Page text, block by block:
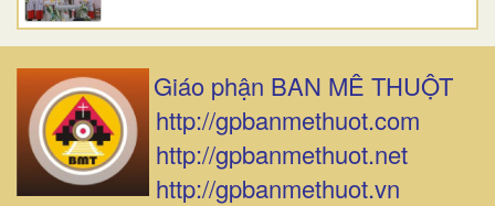
Giáo phận BAN MÊ THUỘT
http://gpbanmethuot.com
http://gpbanmethuot.net
http://gpbanmethuot.vn